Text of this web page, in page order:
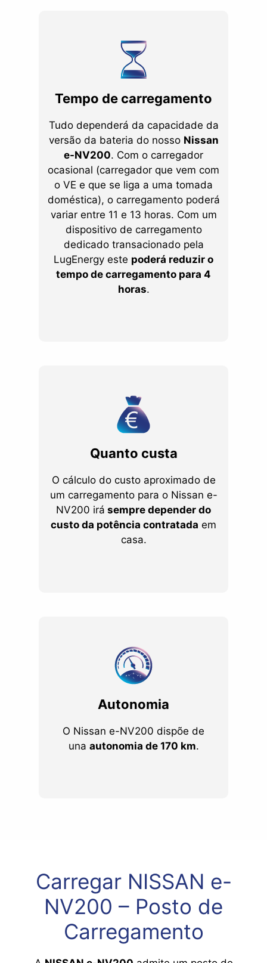
Tempo de carregamento
Tudo dependerá da capacidade da
versão da bateria do nosso Nissan
e-NV200. Com o carregador
ocasional (carregador que vem com
o VE e que se liga a uma tomada
doméstica), o carregamento poderá
variar entre 11 e 13 horas. Com um
dispositivo de carregamento
dedicado transacionado pela
LugEnergy este poderá reduzir o
tempo de carregamento para 4
horas.
Quanto custa
O cálculo do custo aproximado de
um carregamento para o Nissan e-
NV200 irá sempre depender do
custo da potência contratada em
casa.
Autonomia
O Nissan e-NV200 dispõe de
una autonomia de 170 km.
Carregar NISSAN e-
NV200 – Posto de
Carregamento